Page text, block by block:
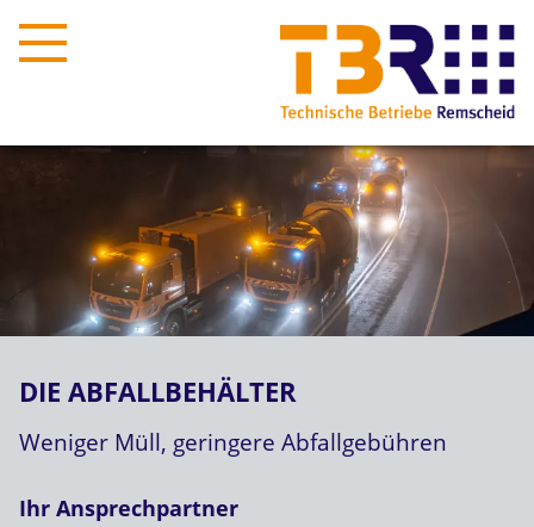
DIE ABFALLBEHÄLTER
Weniger Müll, geringere Abfallgebühren
Ihr Ansprechpartner